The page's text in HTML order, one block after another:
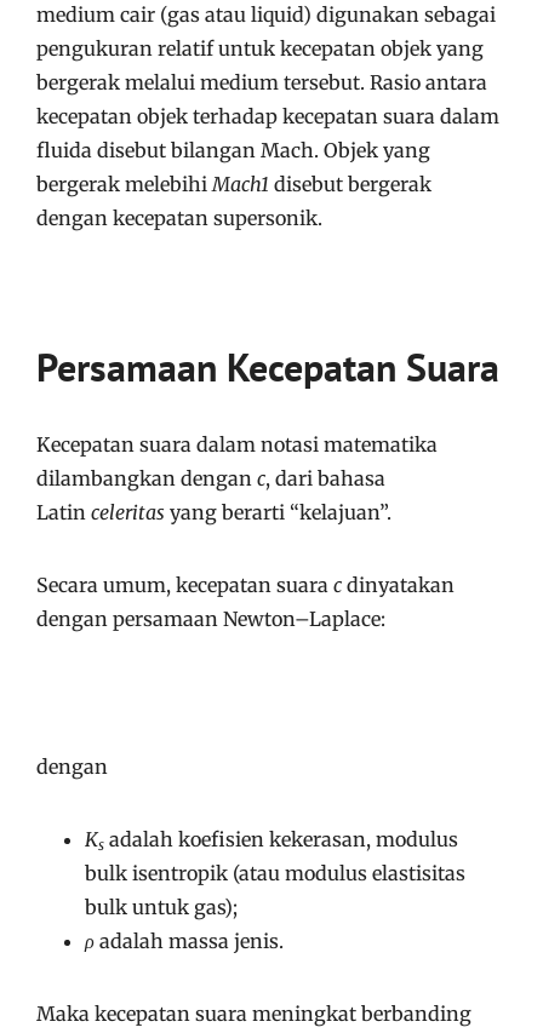
medium cair (gas atau liquid) digunakan sebagai
pengukuran relatif untuk kecepatan objek yang
bergerak melalui medium tersebut. Rasio antara
kecepatan objek terhadap kecepatan suara dalam
fluida disebut bilangan Mach. Objek yang
bergerak melebihi Mach1 disebut bergerak
dengan kecepatan supersonik.
Persamaan Kecepatan Suara
Kecepatan suara dalam notasi matematika
dilambangkan dengan c, dari bahasa
Latin celeritas yang berarti “kelajuan”.
Secara umum, kecepatan suara c dinyatakan
dengan persamaan Newton–Laplace:
dengan
Ks adalah koefisien kekerasan, modulus
bulk isentropik (atau modulus elastisitas
bulk untuk gas);
ρ adalah massa jenis.
Maka kecepatan suara meningkat berbanding